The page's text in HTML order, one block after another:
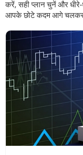
करें, सही प्लान चुनें और
आपके छोटे कदम आगे चलकर